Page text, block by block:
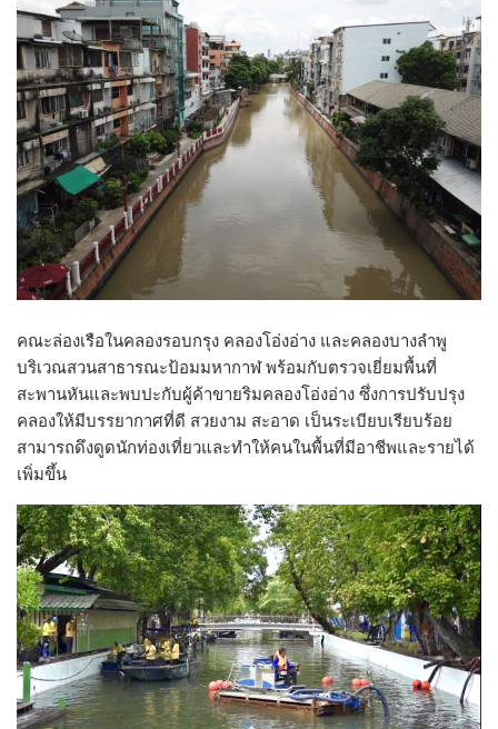
คณะล่องเรือในคลองรอบกรุง คลองโอ่งอ่าง และคลองบางลำพู
บริเวณสวนสาธารณะป้อมมหากาฬ พร้อมกับตรวจเยี่ยมพื้นที่
สะพานหันและพบปะกับผู้ค้าขายริมคลองโอ่งอ่าง ซึ่งการปรับปรุง
คลองให้มีบรรยากาศที่ดี สวยงาม สะอาด เป็นระเบียบเรียบร้อย
สามารถดึงดูดนักท่องเที่ยวและทำให้คนในพื้นที่มีอาชีพและรายได้
เพิ่มขึ้น